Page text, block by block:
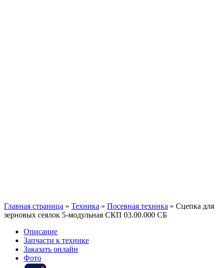
Главная страница » Техника » Посевная техника » Сцепка для
зерновых сеялок 5-модульная СКП 03.00.000 СБ
Описание
Запчасти к технике
Заказать онлайн
Фото